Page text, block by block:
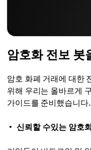
암호화 전보 봇
암호 화폐 거래에 대한
위해 우리는 올바르게
가이드를 준비했습니
신뢰할 수있는 암호